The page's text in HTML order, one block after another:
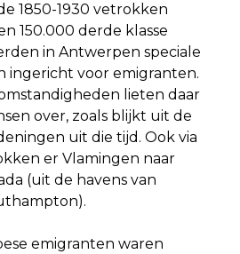
1850-1930 vetrokken
150.000 derde klasse
in Antwerpen speciale
ingericht voor emigranten.
lieten daar
over, zoals blijkt uit de
uit die tijd. Ook via
er Vlamingen naar
(uit de havens van
emigranten waren